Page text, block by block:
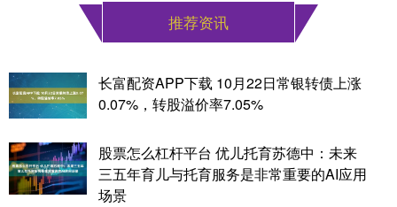
推荐资讯
长富配资APP下载 10月22日常银转债上涨
0.07%，转股溢价率7.05%
股票怎么杠杆平台 优儿托育苏德中：未来
三五年育儿与托育服务是非常重要的AI应用
场景